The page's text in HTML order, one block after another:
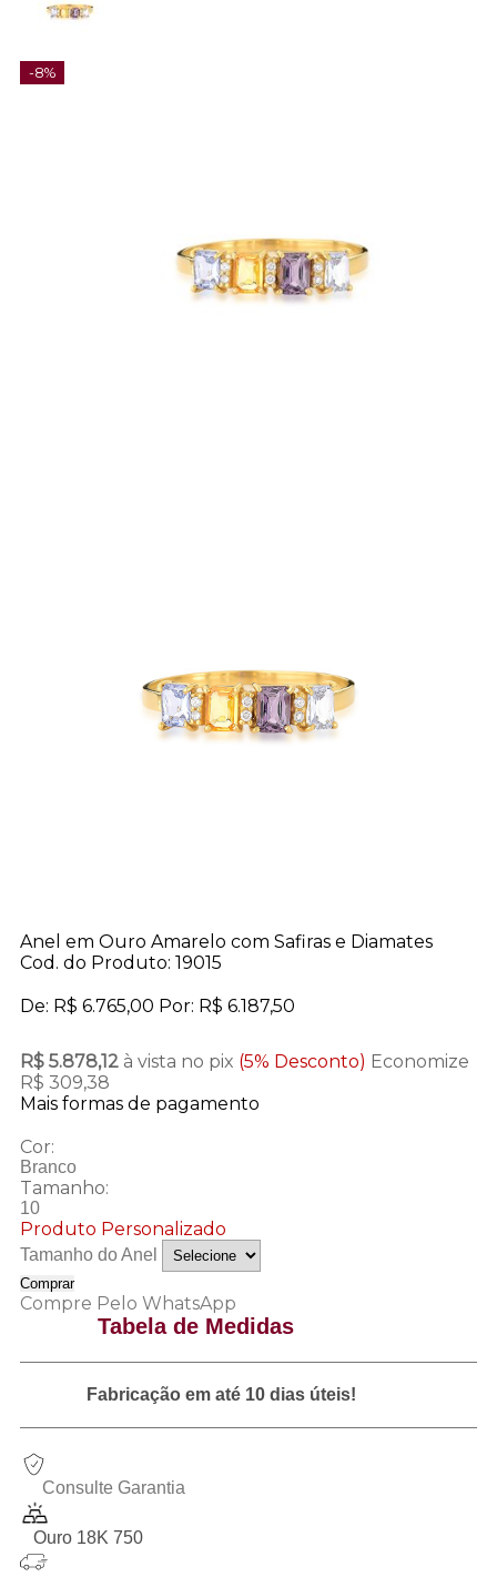
-8%
Anel em Ouro Amarelo com Safiras e Diamates
Cod. do Produto: 19015
De: R$ 6.765,00 Por: R$ 6.187,50
R$ 5.878,12 à vista no pix (5% Desconto) Economize
R$ 309,38
Mais formas de pagamento
Cor:
Branco
Tamanho:
10
Produto Personalizado
Tamanho do Anel
Comprar
Compre Pelo WhatsApp
Tabela de Medidas
Fabricação em até 10 dias úteis!
Consulte Garantia
Ouro 18K 750